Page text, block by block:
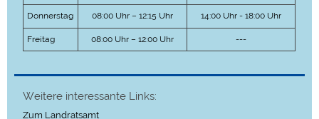
Donnerstag 08:00 Uhr – 12:15 Uhr 14:00 Uhr - 18:00 Uhr
Freitag 08:00 Uhr – 12:00 Uhr ---
Weitere interessante Links:
Zum Landratsamt